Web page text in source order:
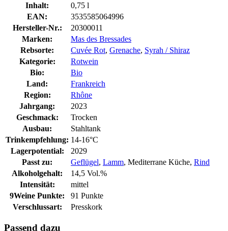
Inhalt:
0,75 l
EAN:
3535585064996
Hersteller-Nr.:
20300011
Marken:
Mas des Bressades
Rebsorte:
Cuvée Rot, Grenache, Syrah / Shiraz
Kategorie:
Rotwein
Bio:
Bio
Land:
Frankreich
Region:
Rhône
Jahrgang:
2023
Geschmack:
Trocken
Ausbau:
Stahltank
Trinkempfehlung: 14-16°C
Lagerpotential:
2029
Passt zu:
Geflügel, Lamm, Mediterrane Küche, Rind
Alkoholgehalt:
14,5 Vol.%
Intensität:
mittel
9Weine Punkte:
91 Punkte
Verschlussart:
Presskork
Passend dazu